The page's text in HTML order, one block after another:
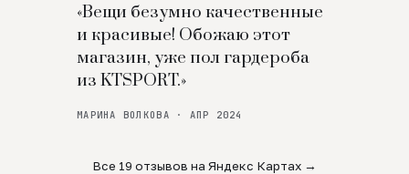
«Вещи безумно качественные
и красивые! Обожаю этот
магазин, уже пол гардероба
из KTSPORT.»
МАРИНА ВОЛКОВА · АПР 2024
Все 19 отзывов на Яндекс Картах →